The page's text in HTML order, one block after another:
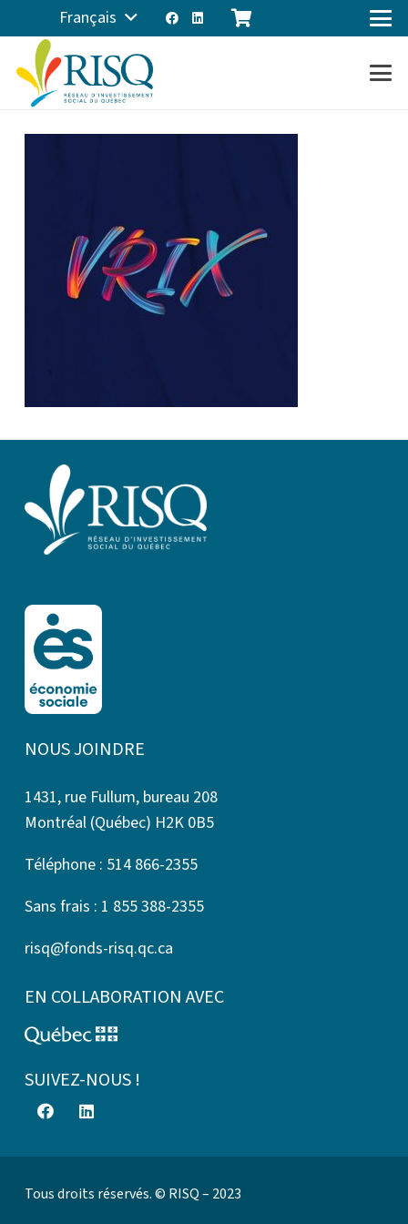
Français
NOUS JOINDRE
1431, rue Fullum, bureau 208
Montréal (Québec) H2K 0B5
Téléphone : 514 866-2355
Sans frais : 1 855 388-2355
risq@fonds-risq.qc.ca
EN COLLABORATION AVEC
SUIVEZ-NOUS !
Tous droits réservés. © RISQ – 2023